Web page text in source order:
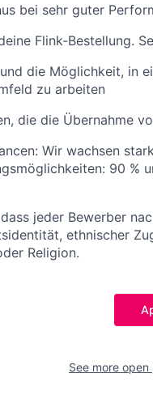
bei sehr guter
Flink-Bestellung.
die Möglichkeit, in
zu arbeiten
die die Übernahme
Wir wachsen
90 %
jeder Bewerber
ethnischer
Religion.
See more